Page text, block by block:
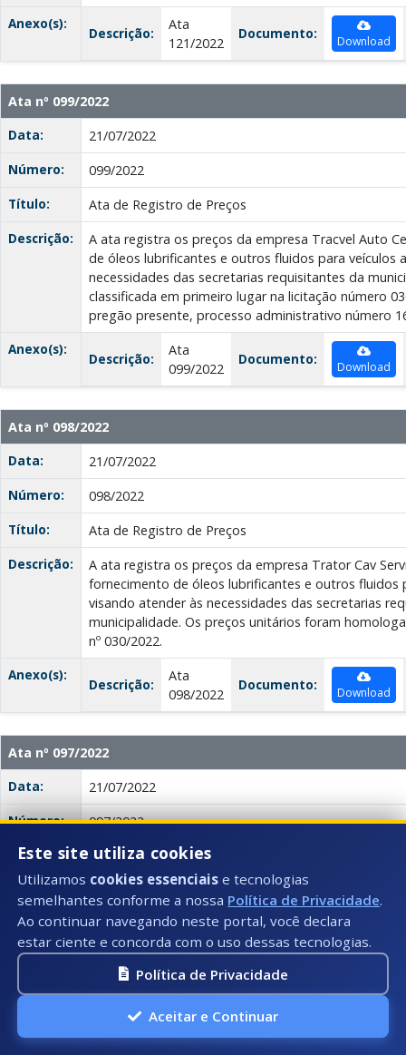
Anexo(s):
Descrição:
Ata
121/2022
Documento: Download
Ata nº 099/2022
Data:
21/07/2022
Número:
099/2022
Título:
Ata de Registro de Preços
Descrição:
A ata registra os preços da empresa Tracvel Auto
de óleos lubrificantes e outros fluidos para veículos
necessidades das secretarias requisitantes da
classificada em primeiro lugar na licitação número
pregão presente, processo administrativo número
Anexo(s):
Descrição:
Ata
099/2022
Documento: Download
Ata nº 098/2022
Data:
21/07/2022
Número:
098/2022
Título:
Ata de Registro de Preços
Descrição:
A ata registra os preços da empresa Trator Cav
fornecimento de óleos lubrificantes e outros fluidos
visando atender às necessidades das secretarias
municipalidade. Os preços unitários foram
nº 030/2022.
Anexo(s):
Descrição:
Ata
098/2022
Documento: Download
Ata nº 097/2022
Data:
21/07/2022
Número:
097/2022
Título:
Ata de Registro de Preços
Descrição:
A ata registra os preços da empresa J DE PAULA
fornecimento de óleos lubrificantes e outros fluidos
quantidade cotada, obedecendo às condições
também especifica os preços unitários e o
identificação da empresa e seus contatos.
Anexo(s):
Descrição:
097/2022
Documento:
Este site utiliza cookies
Utilizamos cookies essenciais e tecnologias
semelhantes conforme a nossa Política de Privacidade.
Ao continuar navegando neste portal, você declara
estar ciente e concorda com o uso dessas tecnologias.
Política de Privacidade
Aceitar e Continuar